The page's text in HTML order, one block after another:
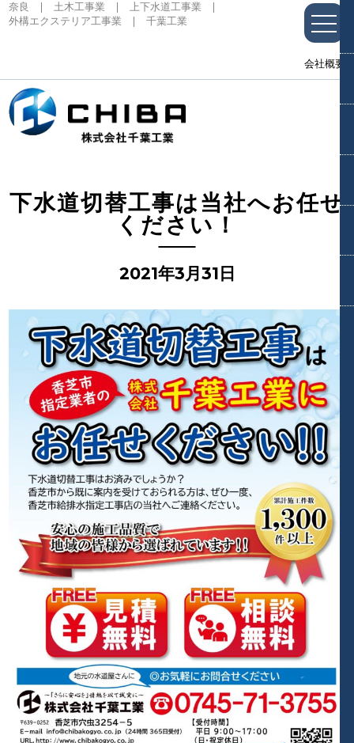
奈良 | 土木工事業 | 上下水道工事業 |
外構エクステリア工事業 | 千葉工業
会社概要
toggle
下水道切替工事は当社へお任せ
ください！
2021年3月31日